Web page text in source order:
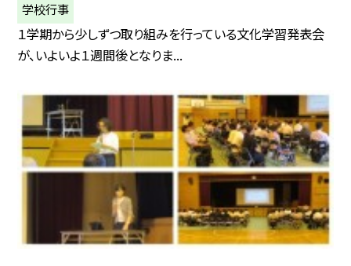
学校行事
１学期から少しずつ取り組みを行っている文化学習発表会
が、いよいよ１週間後となりま...